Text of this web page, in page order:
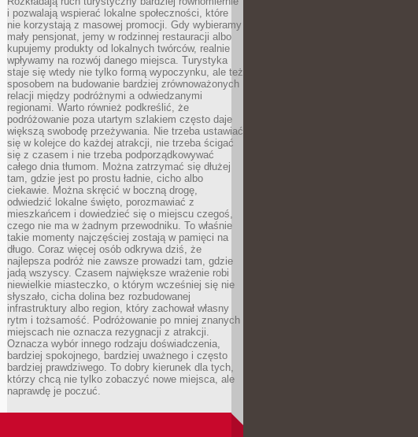
i pozwalają wspierać lokalne społeczności, które
nie korzystają z masowej promocji. Gdy wybieramy
mały pensjonat, jemy w rodzinnej restauracji albo
kupujemy produkty od lokalnych twórców, realnie
wpływamy na rozwój danego miejsca. Turystyka
staje się wtedy nie tylko formą wypoczynku, ale też
sposobem na budowanie bardziej zrównoważonych
relacji między podróżnymi a odwiedzanymi
regionami. Warto również podkreślić, że
podróżowanie poza utartym szlakiem często daje
większą swobodę przeżywania. Nie trzeba ustawiać
się w kolejce do każdej atrakcji, nie trzeba ścigać
się z czasem i nie trzeba podporządkowywać
całego dnia tłumom. Można zatrzymać się dłużej
tam, gdzie jest po prostu ładnie, cicho albo
ciekawie. Można skręcić w boczną drogę,
odwiedzić lokalne święto, porozmawiać z
mieszkańcem i dowiedzieć się o miejscu czegoś,
czego nie ma w żadnym przewodniku. To właśnie
takie momenty najczęściej zostają w pamięci na
długo. Coraz więcej osób odkrywa dziś, że
najlepsza podróż nie zawsze prowadzi tam, gdzie
jadą wszyscy. Czasem największe wrażenie robi
niewielkie miasteczko, o którym wcześniej się nie
słyszało, cicha dolina bez rozbudowanej
infrastruktury albo region, który zachował własny
rytm i tożsamość. Podróżowanie po mniej znanych
miejscach nie oznacza rezygnacji z atrakcji.
Oznacza wybór innego rodzaju doświadczenia,
bardziej spokojnego, bardziej uważnego i często
bardziej prawdziwego. To dobry kierunek dla tych,
którzy chcą nie tylko zobaczyć nowe miejsca, ale
naprawdę je poczuć.